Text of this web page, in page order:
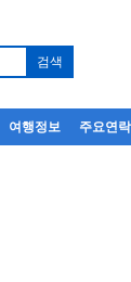
여행정보 주요연